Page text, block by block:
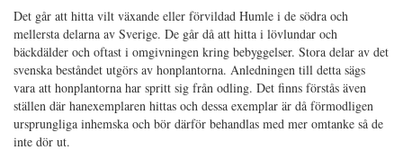
Det går att hitta vilt växande eller förvildad Humle i de södra och
mellersta delarna av Sverige. De går då att hitta i lövlundar och
bäckdälder och oftast i omgivningen kring bebyggelser. Stora delar av det
svenska beståndet utgörs av honplantorna. Anledningen till detta sägs
vara att honplantorna har spritt sig från odling. Det finns förstås även
ställen där hanexemplaren hittas och dessa exemplar är då förmodligen
ursprungliga inhemska och bör därför behandlas med mer omtanke så de
inte dör ut.